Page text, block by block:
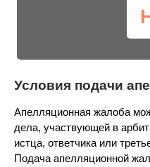
Условия подачи
Апелляционная жалоба
дела, участвующей в
истца, ответчика или
Подача апелляционной